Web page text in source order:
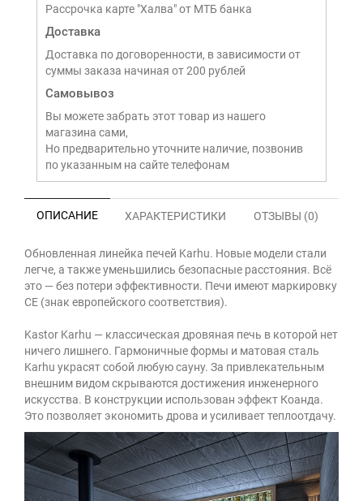
Рассрочка карте "Халва" от МТБ банка
Доставка
Доставка по договоренности, в зависимости от
суммы заказа начиная от 200 рублей
Самовывоз
Вы можете забрать этот товар из нашего
магазина сами,
Но предварительно уточните наличие, позвонив
по указанным на сайте телефонам
ОПИСАНИЕ ХАРАКТЕРИСТИКИ ОТЗЫВЫ (0)
Обновленная линейка печей Karhu. Новые модели стали
легче, а также уменьшились безопасные расстояния. Всё
это — без потери эффективности. Печи имеют маркировку
CE (знак европейского соответствия).
Kastor Karhu — классическая дровяная печь в которой нет
ничего лишнего. Гармоничные формы и матовая сталь
Karhu украсят собой любую сауну. За привлекательным
внешним видом скрываются достижения инженерного
искусства. В конструкции использован эффект Коанда.
Это позволяет экономить дрова и усиливает теплоотдачу.